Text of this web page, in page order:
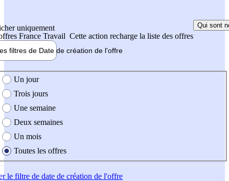
uniquement
France Travail Cette action recharge la liste des offres
Qui sont
filtres de Date de création de l'offre
création de l'offre
Un jour
Trois jours
Une semaine
Deux semaines
Un mois
Toutes les offres
le filtre de date de création de l'offre